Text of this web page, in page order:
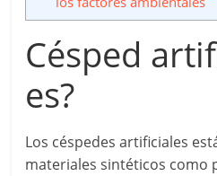
Césped
es?
Los céspedes artificiales
materiales sintéticos como